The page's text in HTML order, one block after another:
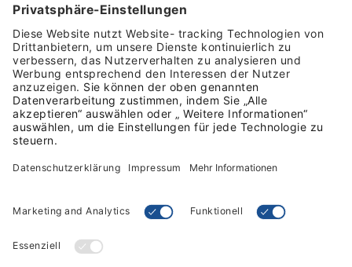
Engagement und Qualität
Kundenbewertungen